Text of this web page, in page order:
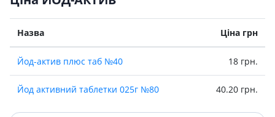
Назва Ціна грн
Йод-актив плюс таб №40 18 грн.
Йод активний таблетки 025г №80 40.20 грн.